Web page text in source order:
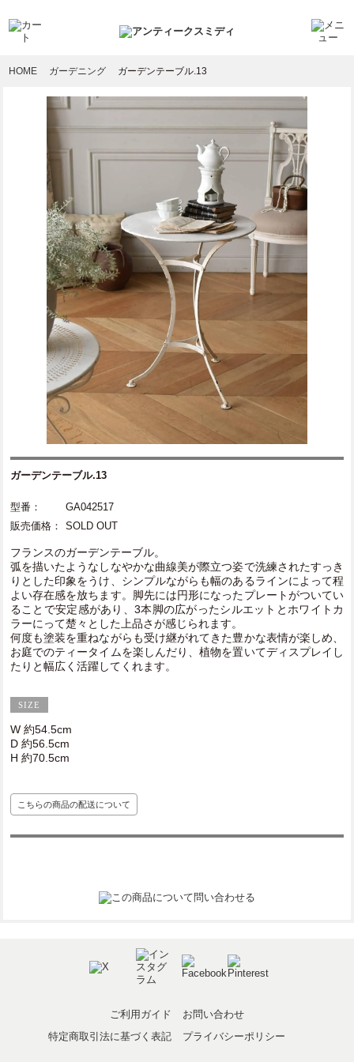
HOME ガーデニング ガーデンテーブル.13
ガーデンテーブル.13
型番：
GA042517
販売価格：
SOLD OUT
フランスのガーデンテーブル。
弧を描いたようなしなやかな曲線美が際立つ姿で洗練されたすっき
りとした印象をうけ、シンプルながらも幅のあるラインによって程
よい存在感を放ちます。脚先には円形になったプレートがついてい
ることで安定感があり、3本脚の広がったシルエットとホワイトカ
ラーにって楚々とした上品さが感じられます。
何度も塗装を重ねながらも受け継がれてきた豊かな表情が楽しめ、
お庭でのティータイムを楽しんだり、植物を置いてディスプレイし
たりと幅広く活躍してくれます。
W 約54.5cm
D 約56.5cm
H 約70.5cm
こちらの商品の配送について
ご利用ガイド
お問い合わせ
特定商取引法に基づく表記
プライバシーポリシー